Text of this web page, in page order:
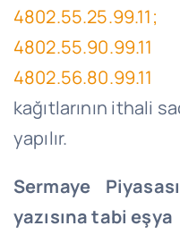
4802.56.80.99.11
kağıtlarının ithali
yapılır.
Sermaye
yazısına tabi eşya